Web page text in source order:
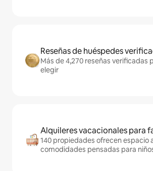
Reseñas de huéspedes
Más de 4,270 reseñas verificadas
elegir
Alquileres vacacionales para
140 propiedades ofrecen espacio
comodidades pensadas para